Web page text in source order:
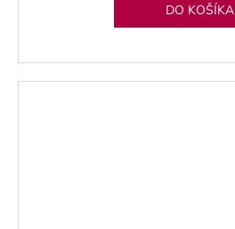
DO KOŠÍKA